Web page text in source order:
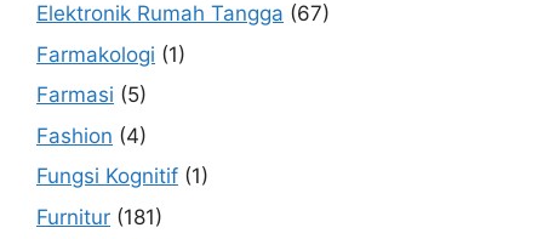
Elektronik Rumah Tangga (67)
Farmakologi (1)
Farmasi (5)
Fashion (4)
Fungsi Kognitif (1)
Furnitur (181)